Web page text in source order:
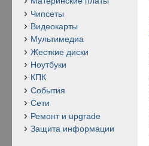
Чипсеты
Видеокарты
Мультимедиа
Жесткие диски
Ноутбуки
КПК
События
Сети
Ремонт и upgrade
Защита информации